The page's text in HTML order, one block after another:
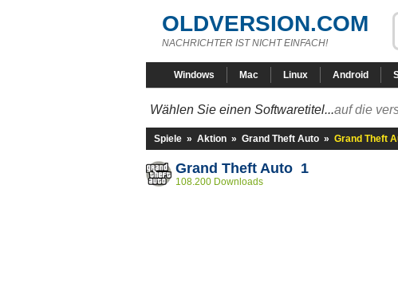
OLDVERSION.COM
NACHRICHTER IST NICHT EINFACH!
Windows Mac Linux Android
Wählen Sie einen Softwaretitel...auf die
Spiele » Aktion » Grand Theft Auto » Grand Theft
Grand Theft Auto 1
108.200 Downloads